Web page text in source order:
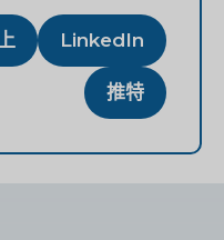
LinkedIn
推特